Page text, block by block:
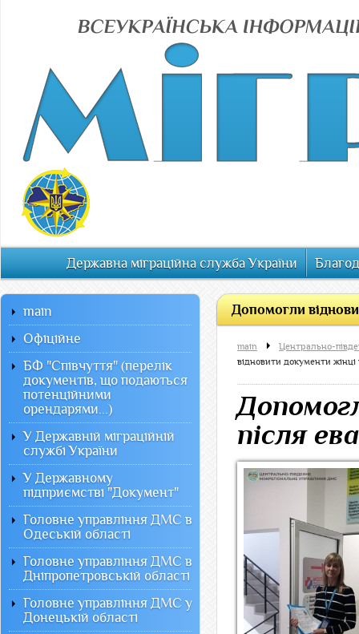
Державна міграційна служба України
Допомогли
main
Центрально-
відновити документи жінці
після
main
Офiцiйне
БФ "Співчуття" (перелік
документів, що подаються
потенційними
орендарями...)
У Державній міграційній
службі України
У Державному
підприємстві "Документ"
Головне управління ДМС в
Одеській області
Головне управління ДМС в
Дніпропетровській області
Головне управління ДМС у
Донецькій області